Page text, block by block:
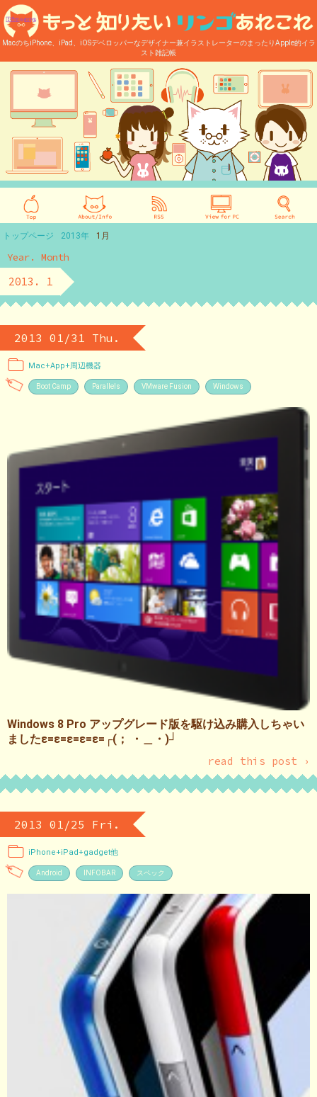
MacのちiPhone、iPad、iOSデベロッパーなデザイナー兼イラストレーターのまったりApple的イラ
スト雑記帳
トップページ 2013年 1月
Year. Month
2013. 1
2013 01/31 Thu.
Mac+App+周辺機器
Boot Camp Parallels VMware Fusion Windows
Windows 8 Pro アップグレード版を駆け込み購入しちゃい
ましたε=ε=ε=ε=ε=┌(； ・＿・)┘
read this post ›
2013 01/25 Fri.
iPhone+iPad+gadget他
Android INFOBAR スペック